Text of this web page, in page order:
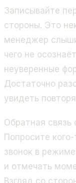
Записывайте
стороны. Это
менеджер
чего не
неуверенные
Достаточно
увидеть
Обратная связь
Попросите
звонок в
и отмечать